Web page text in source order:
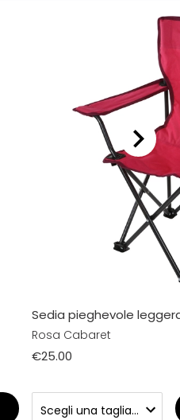
Sedia pieghevole
Rosa Cabaret
€25.00